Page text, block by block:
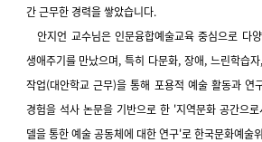
간 근무한 경력을 쌓았습니다.
안지언 교수님은 인문융합예술교육 중심으로 다
생애주기를 만났으며, 특히 다문화, 장애, 느린학습
작업(대안학교 근무)을 통해 포용적 예술 활동과 연
경험을 석사 논문을 기반으로 한 '지역문화 공간으
델을 통한 예술 공동체에 대한 연구'로 한국문화예술